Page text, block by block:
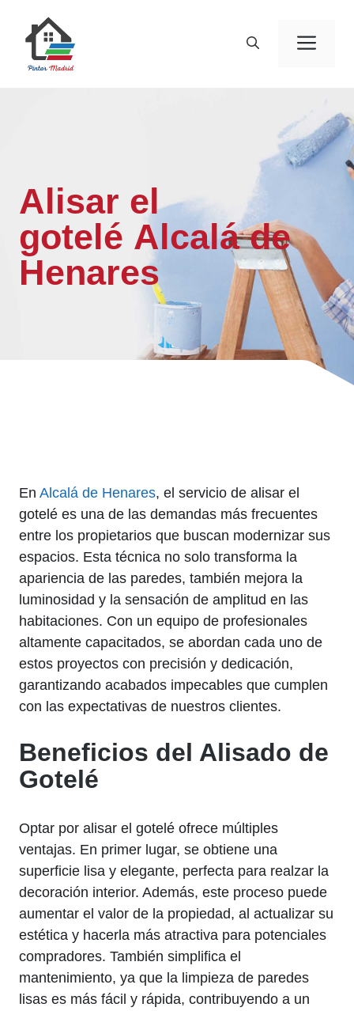
contenido
Alisar el
gotelé Alcalá de
Henares
En Alcalá de Henares, el servicio de alisar el
gotelé es una de las demandas más frecuentes
entre los propietarios que buscan modernizar sus
espacios. Esta técnica no solo transforma la
apariencia de las paredes, también mejora la
luminosidad y la sensación de amplitud en las
habitaciones. Con un equipo de profesionales
altamente capacitados, se abordan cada uno de
estos proyectos con precisión y dedicación,
garantizando acabados impecables que cumplen
con las expectativas de nuestros clientes.
Beneficios del Alisado de
Gotelé
Optar por alisar el gotelé ofrece múltiples
ventajas. En primer lugar, se obtiene una
superficie lisa y elegante, perfecta para realzar la
decoración interior. Además, este proceso puede
aumentar el valor de la propiedad, al actualizar su
estética y hacerla más atractiva para potenciales
compradores. También simplifica el
mantenimiento, ya que la limpieza de paredes
lisas es más fácil y rápida, contribuyendo a un